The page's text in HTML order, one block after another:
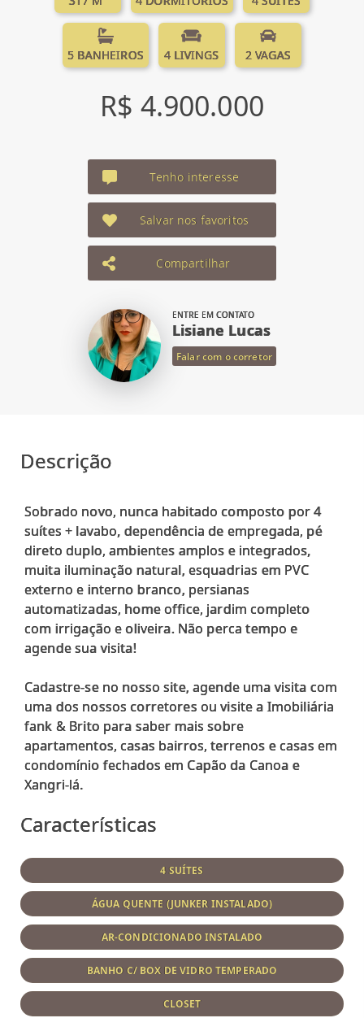
5 BANHEIROS 4 LIVINGS 2 VAGAS
R$ 4.900.000
Tenho interesse
Salvar nos favoritos
Compartilhar
ENTRE EM CONTATO
Lisiane Lucas
Falar com o corretor
Descrição
Sobrado novo, nunca habitado composto por 4
suítes + lavabo, dependência de empregada, pé
direto duplo, ambientes amplos e integrados,
muita iluminação natural, esquadrias em PVC
externo e interno branco, persianas
automatizadas, home office, jardim completo
com irrigação e oliveira. Não perca tempo e
agende sua visita!
Cadastre-se no nosso site, agende uma visita com
uma dos nossos corretores ou visite a Imobiliária
fank & Brito para saber mais sobre
apartamentos, casas bairros, terrenos e casas em
condomínio fechados em Capão da Canoa e
Características
4 SUÍTES
ÁGUA QUENTE (JUNKER INSTALADO)
AR-CONDICIONADO INSTALADO
BANHO C/ BOX DE VIDRO TEMPERADO
CLOSET